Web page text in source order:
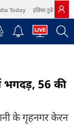
Today इंडिया टुडे हिंदी
Bazaar Northeast
भगदड़, 56 की
के गृहनगर केरन